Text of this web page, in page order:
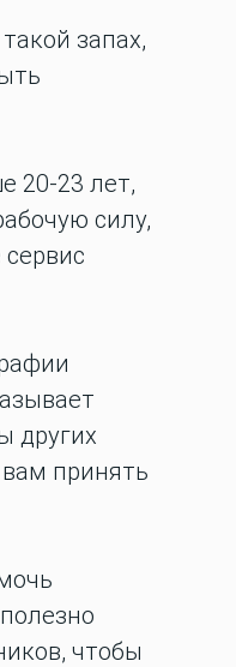
запах,
20-23 лет,
силу,
других
принять
чтобы